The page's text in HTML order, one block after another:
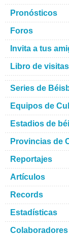
Pronósticos
Foros
Invita a tus
Libro de visitas
Series de
Equipos de
Estadios de
Provincias de
Reportajes
Artículos
Records
Estadísticas
Colaboradores